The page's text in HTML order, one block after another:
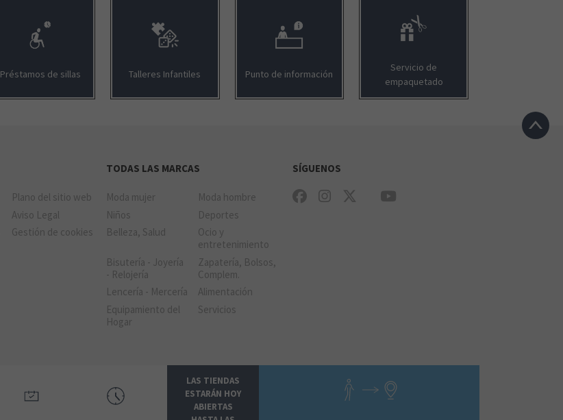
Préstamos de sillas Talleres Infantiles Punto de información
Servicio de
empaquetado
Plano del sitio web
Aviso Legal
Gestión de cookies
TODAS LAS MARCAS
Moda mujer
Moda hombre
Niños
Deportes
Belleza, Salud
Ocio y
entretenimiento
Bisutería - Joyería
- Relojería
Zapatería, Bolsos,
Complem.
Lencería - Mercería
Alimentación
Equipamiento del
Hogar
Servicios
SÍGUENOS
LAS TIENDAS
ESTARÁN HOY
ABIERTAS